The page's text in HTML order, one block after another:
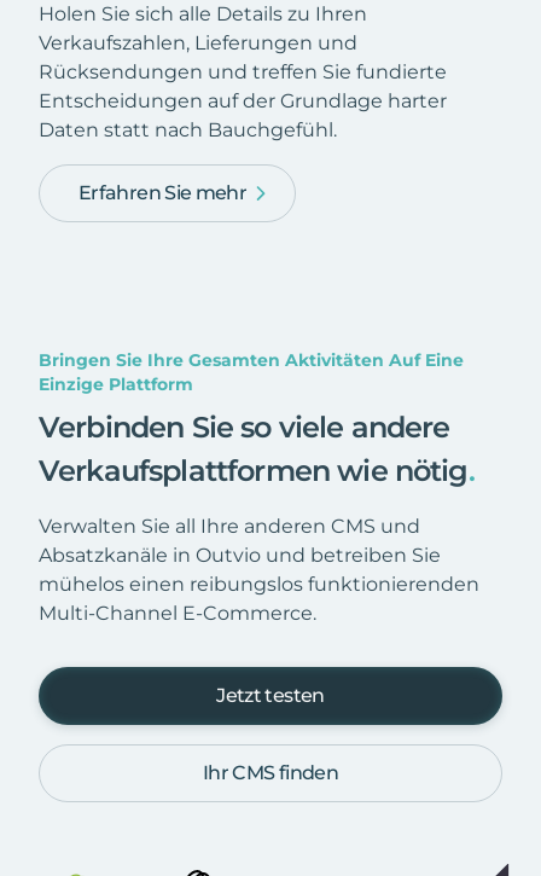
Holen Sie sich alle Details zu Ihren
Verkaufszahlen, Lieferungen und
Rücksendungen und treffen Sie fundierte
Entscheidungen auf der Grundlage harter
Daten statt nach Bauchgefühl.
Erfahren Sie mehr
Bringen Sie Ihre Gesamten Aktivitäten Auf Eine
Einzige Plattform
Verbinden Sie so viele andere
Verkaufsplattformen wie nötig.
Verwalten Sie all Ihre anderen CMS und
Absatzkanäle in Outvio und betreiben Sie
mühelos einen reibungslos funktionierenden
Multi-Channel E-Commerce.
Jetzt testen
Ihr CMS finden